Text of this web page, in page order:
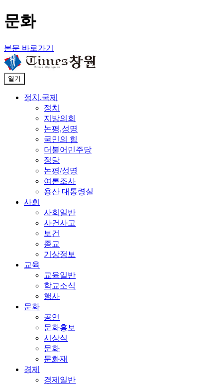
문화
본문 바로가기
열기
정치.국제
정치
지방의회
논평,성명
국민의 힘
더불어민주당
정당
논평/성명
여론조사
용산 대통령실
사회
사회일반
사건사고
보건
종교
기상정보
교육
교육일반
학교소식
행사
문화
공연
문화홍보
시상식
문화
문화재
경제
경제일반